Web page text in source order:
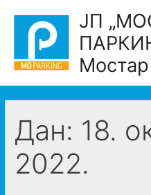
ЈП
Мостар
Дан: 18.
2022.